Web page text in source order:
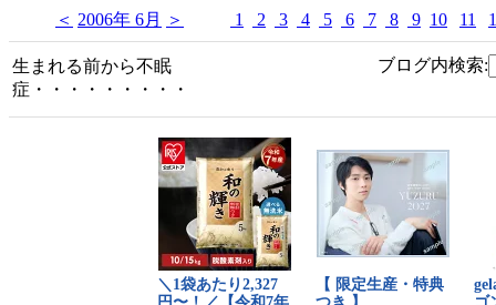
＜ 2006年 6月 ＞ 1 2 3 4 5 6 7 8 9 10 11
生まれる前から不眠
症・・・・・・・・・
ブログ内検索: